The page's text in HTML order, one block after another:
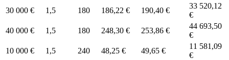
30 000 €
1,5 180 186,22 € 190,40 €
33 520,12
€
40 000 €
1,5 180 248,30 € 253,86 €
44 693,50
€
10 000 €
1,5 240 48,25 € 49,65 €
11 581,09
€